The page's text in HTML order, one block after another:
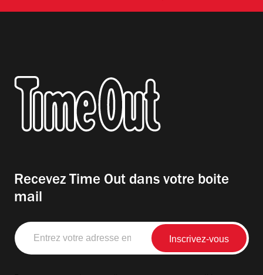
Recevez Time Out dans votre boite
mail
Entrez
votre
adresse